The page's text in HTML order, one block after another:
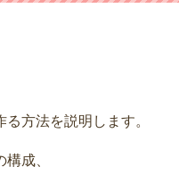
方法を説明します。
成、